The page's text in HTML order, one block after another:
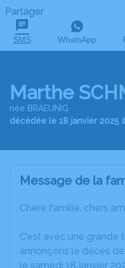
Partager
SMS WhatsApp
Marthe
née BRAEUNIG
décédée le 18 janvier 2025
Message de la
Chère famille, chers
C’est avec une grande
annonçons le décès
le samedi 18 janvier